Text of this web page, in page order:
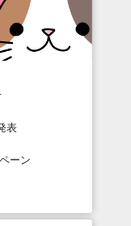
表
ーン